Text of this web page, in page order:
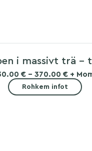
i massivt trä –
€ - 370.00 € +
Rohkem infot